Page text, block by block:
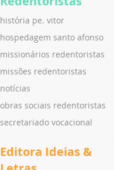
história pe. vitor
hospedagem santo afonso
missionários redentoristas
missões redentoristas
notícias
obras sociais redentoristas
secretariado vocacional
Editora Ideias &